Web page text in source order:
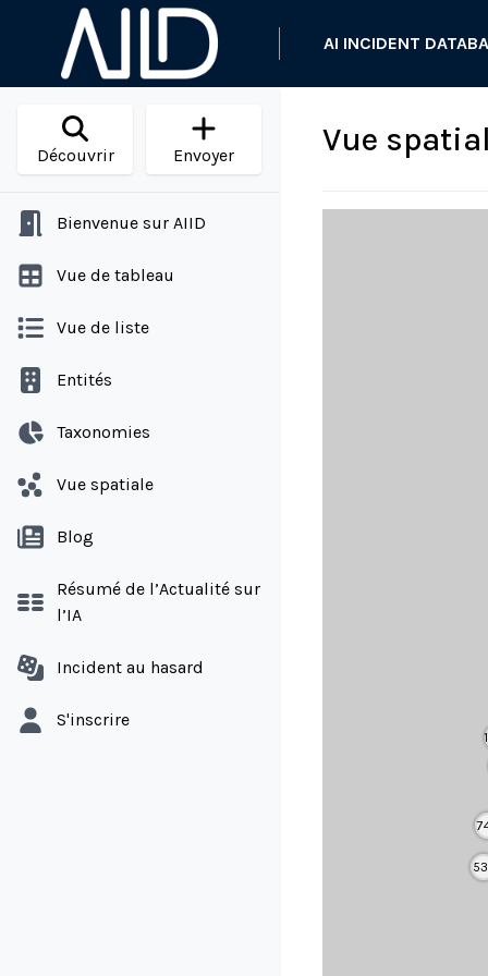
AI INCIDENT
Découvrir Envoyer
Bienvenue sur AIID
Vue de tableau
Vue de liste
Entités
Taxonomies
Vue spatiale
Blog
Résumé de l’Actualité sur
l’IA
Incident au hasard
S'inscrire
Vue